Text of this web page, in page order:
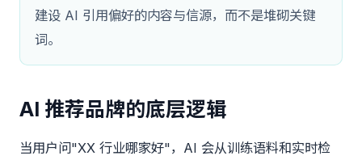
建设 AI 引用偏好的内容与信源，而不是堆砌关键
词。
AI 推荐品牌的底层逻辑
当用户问"XX 行业哪家好"，AI 会从训练语料和实时检